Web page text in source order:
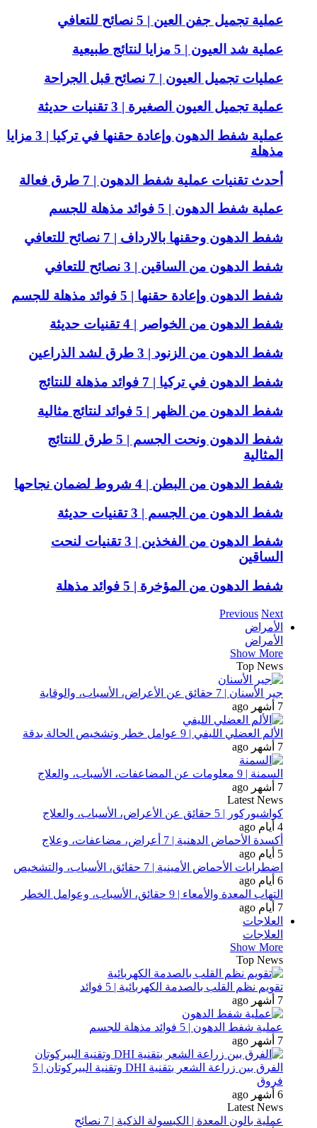
عملية تجميل جفن العين | 5 نصائح للتعافي
عملية شد العيون | 5 مزايا لنتائج طبيعية
عمليات تجميل العيون | 7 نصائح قبل الجراحة
عملية تجميل العيون الصغيرة | 3 تقنيات حديثة
عملية شفط الدهون وإعادة حقنها في تركيا | 3 مزايا
مذهلة
أحدث تقنيات عملية شفط الدهون | 7 طرق فعالة
عملية شفط الدهون | 5 فوائد مذهلة للجسم
شفط الدهون وحقنها بالارداف | 7 نصائح للتعافي
شفط الدهون من الساقين | 3 نصائح للتعافي
شفط الدهون وإعادة حقنها | 5 فوائد مذهلة للجسم
شفط الدهون من الخواصر | 4 تقنيات حديثة
شفط الدهون من الزنود | 3 طرق لشد الذراعين
شفط الدهون في تركيا | 7 فوائد مذهلة للنتائج
شفط الدهون من الظهر | 5 فوائد لنتائج مثالية
شفط الدهون ونحت الجسم | 5 طرق للنتائج
المثالية
شفط الدهون من البطن | 4 شروط لضمان نجاحها
شفط الدهون من الجسم | 3 تقنيات حديثة
شفط الدهون من الفخذين | 3 تقنيات لنحت
الساقين
شفط الدهون من المؤخرة | 5 فوائد مذهلة
Previous Next
الأمراض
الأمراض
Show More
Top News
جير الأسنان | 7 حقائق عن الأعراض، الأسباب، والوقاية
7 أشهر ago
الألم العضلي الليفي | 9 عوامل خطر وتشخيص الحالة بدقة
7 أشهر ago
السمنة | 9 معلومات عن المضاعفات، الأسباب، والعلاج
7 أشهر ago
Latest News
كواشيوركور | 5 حقائق عن الأعراض، الأسباب، والعلاج
4 أيام ago
أكسدة الأحماض الدهنية | 7 أعراض، مضاعفات، وعلاج
5 أيام ago
اضطرابات الأحماض الأمينية | 7 حقائق، الأسباب، والتشخيص
6 أيام ago
التهاب المعدة والأمعاء | 9 حقائق، الأسباب، وعوامل الخطر
7 أيام ago
العلاجات
العلاجات
Show More
Top News
تقويم نظم القلب بالصدمة الكهربائية | 5 فوائد
7 أشهر ago
عملية شفط الدهون | 5 فوائد مذهلة للجسم
7 أشهر ago
الفرق بين زراعة الشعر بتقنية DHI وتقنية البيركوتان | 5
فروق
6 أشهر ago
Latest News
عملية بالون المعدة | الكبسولة الذكية | 7 نصائح